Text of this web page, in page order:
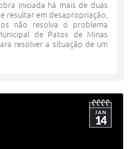
iniciada há mais de duas
resultar em desapropriação,
não resolva o problema
de Patos de Minas
resolver a situação de um
JAN
14